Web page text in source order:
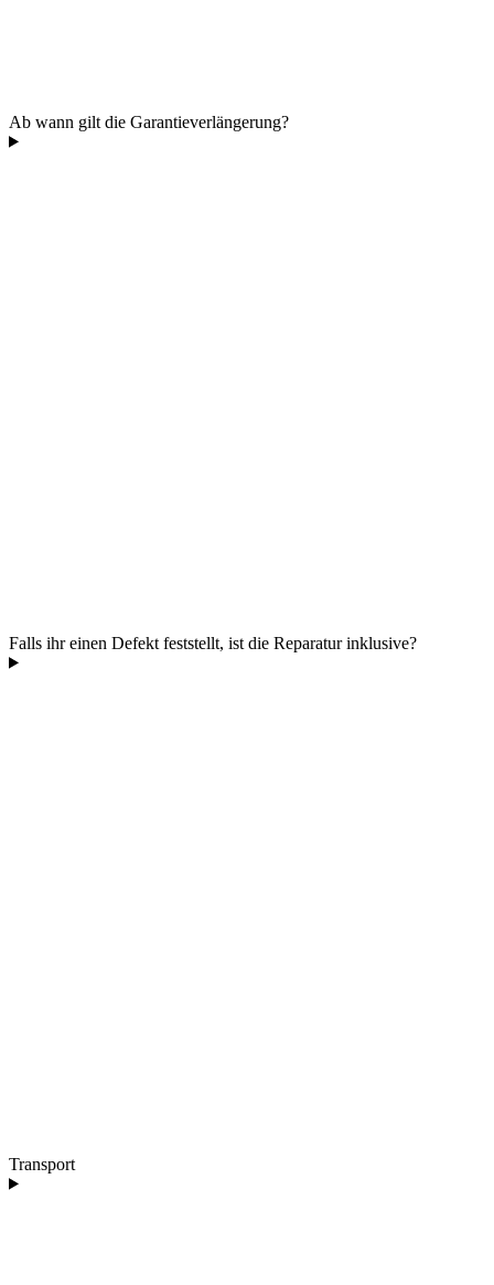
Ab wann gilt die Garantieverlängerung?
Falls ihr einen Defekt feststellt, ist die Reparatur inklusive?
Transport